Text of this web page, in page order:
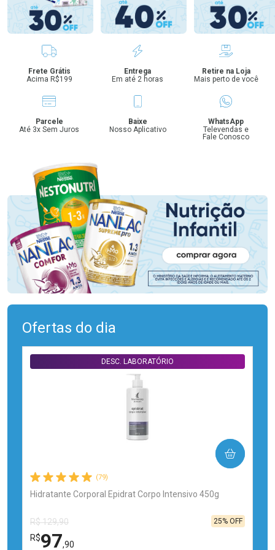
Benefícios
Frete Grátis
Acima R$199
Entrega
Em até 2 horas
Retire na Loja
Mais perto de você
Parcele
Até 3x Sem Juros
Baixe
Nosso Aplicativo
WhatsApp
Televendas e
Fale Conosco
Ofertas do dia
(79)
Hidratante Corporal Epidrat Corpo Intensivo 450g
DESC. LABORATÓRIO
R$ 129,90
R$97,90
25% OFF
COMPRAR